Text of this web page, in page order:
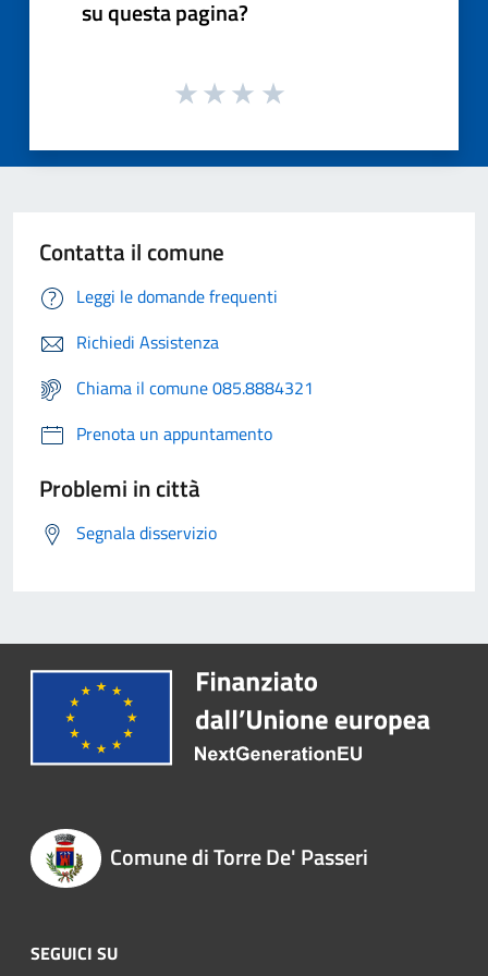
su questa pagina?
Contatta il comune
Leggi le domande frequenti
Richiedi Assistenza
Chiama il comune 085.8884321
Prenota un appuntamento
Problemi in città
Segnala disservizio
Comune di Torre De' Passeri
SEGUICI SU